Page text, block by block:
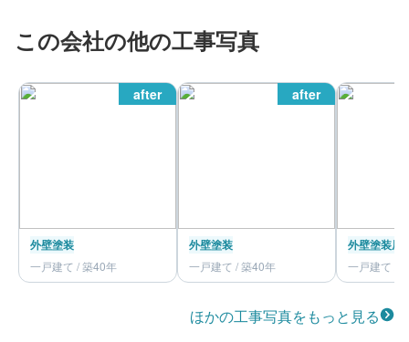
この会社の他の工事写真
after
外壁塗装
一戸建て / 築40年
after
外壁塗装
一戸建て / 築40年
外壁塗装屋
一戸建て /
ほかの工事写真をもっと見る